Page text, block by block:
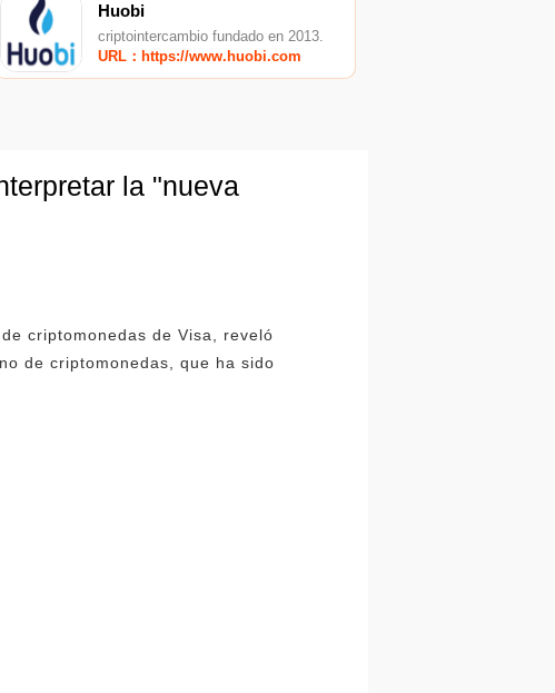
Huobi
criptointercambio fundado en 2013.
URL：https://www.huobi.com
la "nueva
criptomonedas de Visa, reveló
de criptomonedas, que ha sido